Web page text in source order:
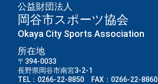
公益財団法人
岡谷市スポーツ協会
Okaya City Sports Association
所在地
〒394-0033
長野県岡谷市南宮3-2-1
TEL：0266-22-8850 FAX：0266-22-8860